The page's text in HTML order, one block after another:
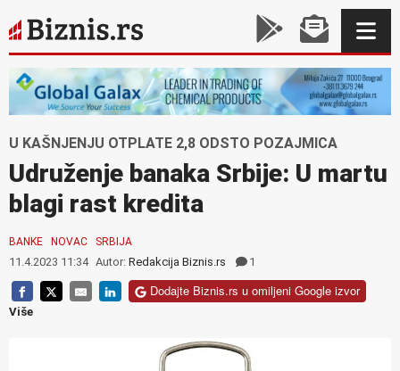
U KAŠNJENJU OTPLATE 2,8 ODSTO POZAJMICA
Udruženje banaka Srbije: U martu
blagi rast kredita
BANKE NOVAC SRBIJA
11.4.2023 11:34 Autor: Redakcija Biznis.rs 1
Dodajte Biznis.rs u omiljeni Google izvor
Više